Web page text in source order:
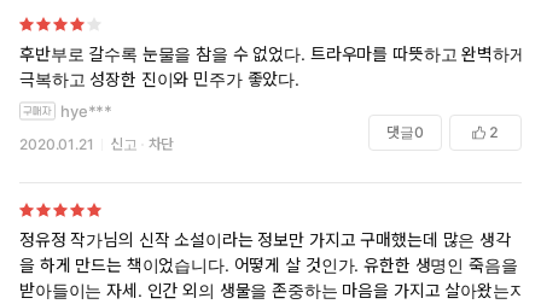
후반부로 갈수록 눈물을 참을 수 없었다. 트라우마를 따뜻하고 완벽하게
극복하고 성장한 진이와 민주가 좋았다.
hye***
2020.01.21 신고 차단
댓글0 2
정유정 작가님의 신작 소설이라는 정보만 가지고 구매했는데 많은 생각
을 하게 만드는 책이었습니다. 어떻게 살 것인가. 유한한 생명인 죽음을
받아들이는 자세. 인간 외의 생물을 존중하는 마음을 가지고 살아왔는지